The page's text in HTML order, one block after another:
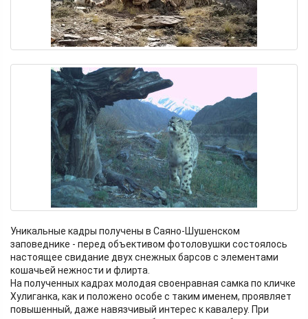
Уникальные кадры получены в Саяно-Шушенском
заповеднике - перед объективом фотоловушки состоялось
настоящее свидание двух снежных барсов с элементами
кошачьей нежности и флирта.
На полученных кадрах молодая своенравная самка по кличке
Хулиганка, как и положено особе с таким именем, проявляет
повышенный, даже навязчивый интерес к кавалеру. При